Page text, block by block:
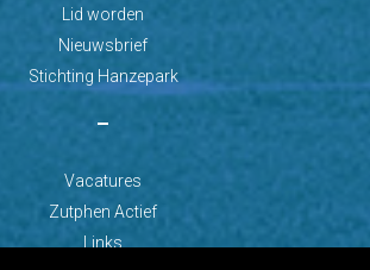
Lid worden
Nieuwsbrief
Stichting Hanzepark
–
Vacatures
Zutphen Actief
Links